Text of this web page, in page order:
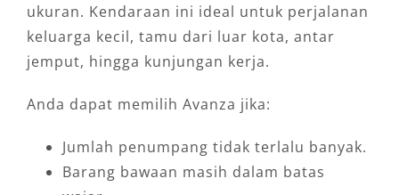
ukuran. Kendaraan ini ideal untuk perjalanan
keluarga kecil, tamu dari luar kota, antar
jemput, hingga kunjungan kerja.
Anda dapat memilih Avanza jika:
Jumlah penumpang tidak terlalu banyak.
Barang bawaan masih dalam batas